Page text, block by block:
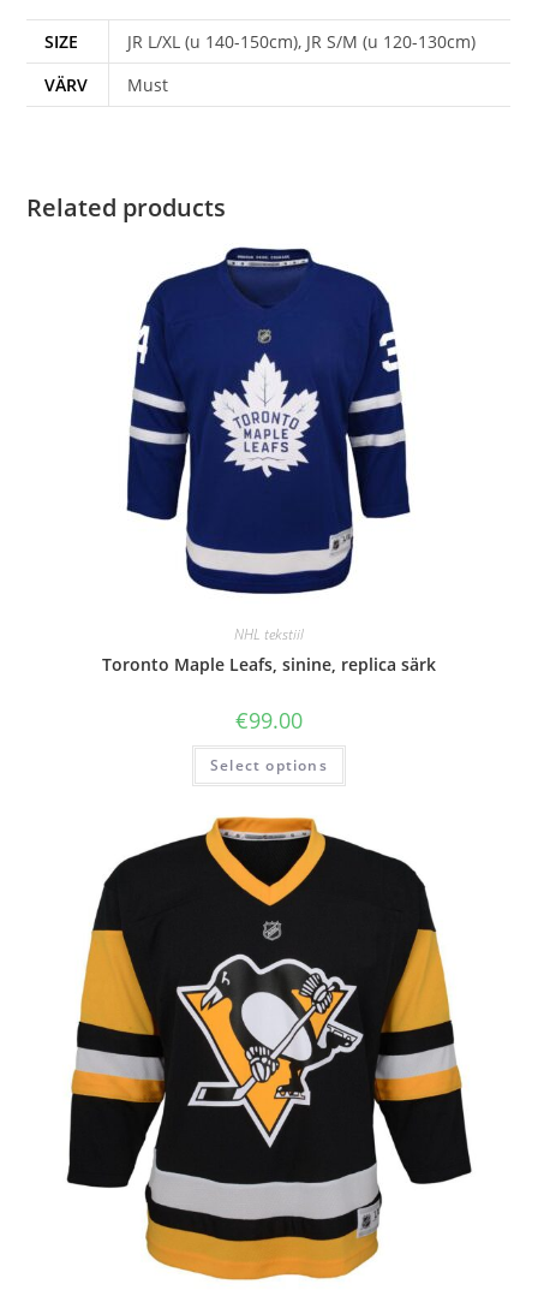
SIZE
JR L/XL (u 140-150cm), JR S/M (u 120-130cm)
VÄRV
Must
Related products
NHL tekstiil
Toronto Maple Leafs, sinine, replica särk
€99.00
Select options